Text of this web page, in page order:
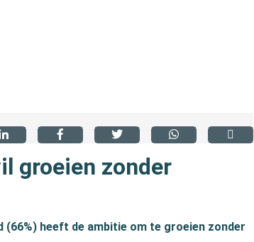
groeien zonder
(66%) heeft de ambitie om te groeien zonder